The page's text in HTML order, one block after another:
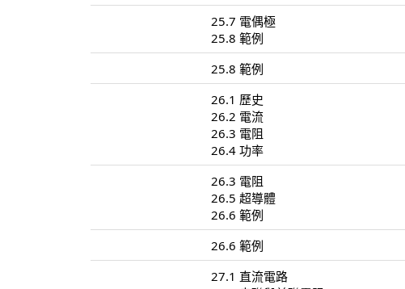
25.7 電偶極
25.8 範例
25.8 範例
26.1 歷史
26.2 電流
26.3 電阻
26.4 功率
26.3 電阻
26.5 超導體
26.6 範例
26.6 範例
27.1 直流電路